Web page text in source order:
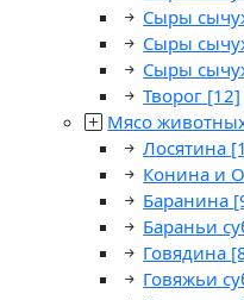
Сыры
Сыры
Сыры
Творог [12]
Мясо
Лосятина
Конина и
Баранина
Бараньи
Говядина
Говяжьи